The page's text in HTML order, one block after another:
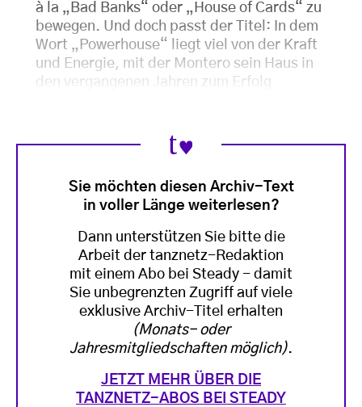
à la „Bad Banks“ oder „House of Cards“ zu
bewegen. Und doch passt der Titel: In dem
Wort „Powerhouse“ liegt viel von der Kraft
und Energie, mit der Montero sein Haus in
den vergangenen Jahren zum Erfolg
Sie möchten diesen Archiv-Text
in voller Länge weiterlesen?
Dann unterstützen Sie bitte die
Arbeit der tanznetz-Redaktion
mit einem Abo bei Steady - damit
Sie unbegrenzten Zugriff auf viele
exklusive Archiv-Titel erhalten
(Monats- oder
Jahresmitgliedschaften möglich).
JETZT MEHR ÜBER DIE
TANZNETZ-ABOS BEI STEADY